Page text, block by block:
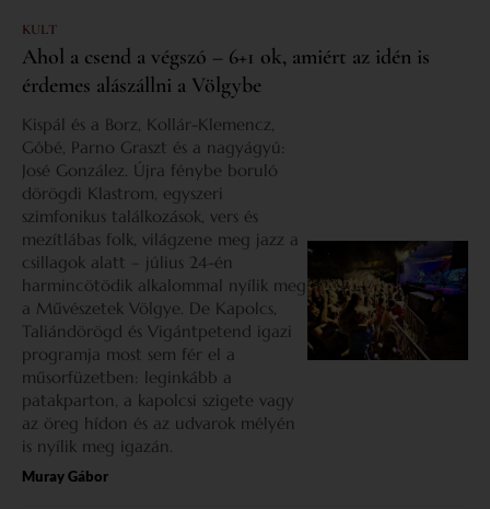
KULT
Ahol a csend a végszó – 6+1 ok, amiért az idén is
érdemes alászállni a Völgybe
Kispál és a Borz, Kollár-Klemencz,
Góbé, Parno Graszt és a nagyágyú:
José González. Újra fénybe boruló
dörögdi Klastrom, egyszeri
szimfonikus találkozások, vers és
mezítlábas folk, világzene meg jazz a
csillagok alatt – július 24-én
harmincötödik alkalommal nyílik meg
a Művészetek Völgye. De Kapolcs,
Taliándörögd és Vigántpetend igazi
programja most sem fér el a
műsorfüzetben: leginkább a
patakparton, a kapolcsi szigete vagy
az öreg hídon és az udvarok mélyén
is nyílik meg igazán.
Muray Gábor